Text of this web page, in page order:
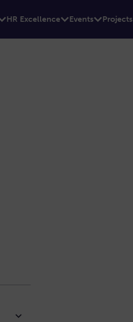
HR Excellence Events Projects